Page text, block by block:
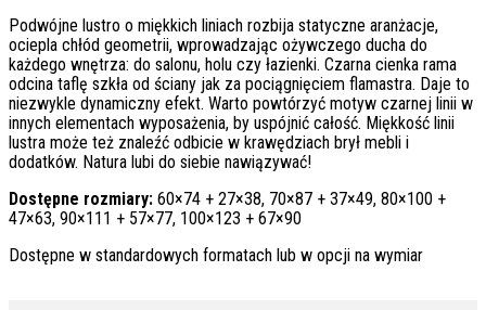
Podwójne lustro o miękkich liniach rozbija statyczne aranżacje,
ociepla chłód geometrii, wprowadzając ożywczego ducha do
każdego wnętrza: do salonu, holu czy łazienki. Czarna cienka rama
odcina taflę szkła od ściany jak za pociągnięciem flamastra. Daje to
niezwykle dynamiczny efekt. Warto powtórzyć motyw czarnej linii w
innych elementach wyposażenia, by uspójnić całość. Miękkość linii
lustra może też znaleźć odbicie w krawędziach brył mebli i
dodatków. Natura lubi do siebie nawiązywać!
Dostępne rozmiary: 60×74 + 27×38, 70×87 + 37×49, 80×100 +
47×63, 90×111 + 57×77, 100×123 + 67×90
Dostępne w standardowych formatach lub w opcji na wymiar